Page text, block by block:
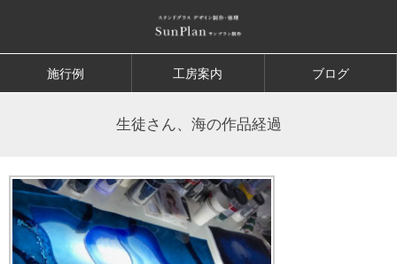
施行例 工房案内 ブログ
生徒さん、海の作品経過